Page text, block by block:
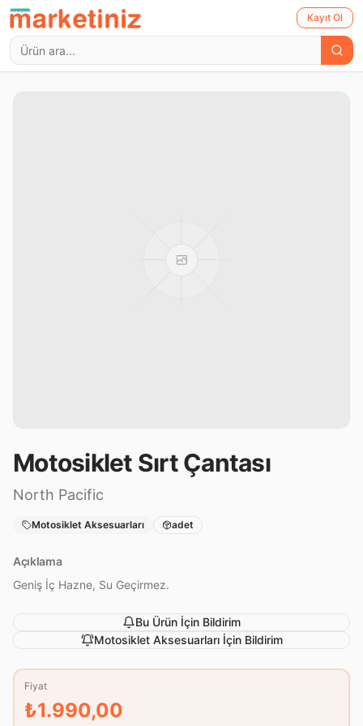
Kayıt Ol
Motosiklet Sırt Çantası
North Pacific
Motosiklet Aksesuarları adet
Açıklama
Geniş İç Hazne, Su Geçirmez.
Bu Ürün İçin Bildirim
Motosiklet Aksesuarlarıİçin Bildirim
Fiyat
₺1.990,00